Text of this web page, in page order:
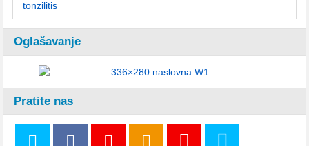
Oglašavanje
Pratite nas